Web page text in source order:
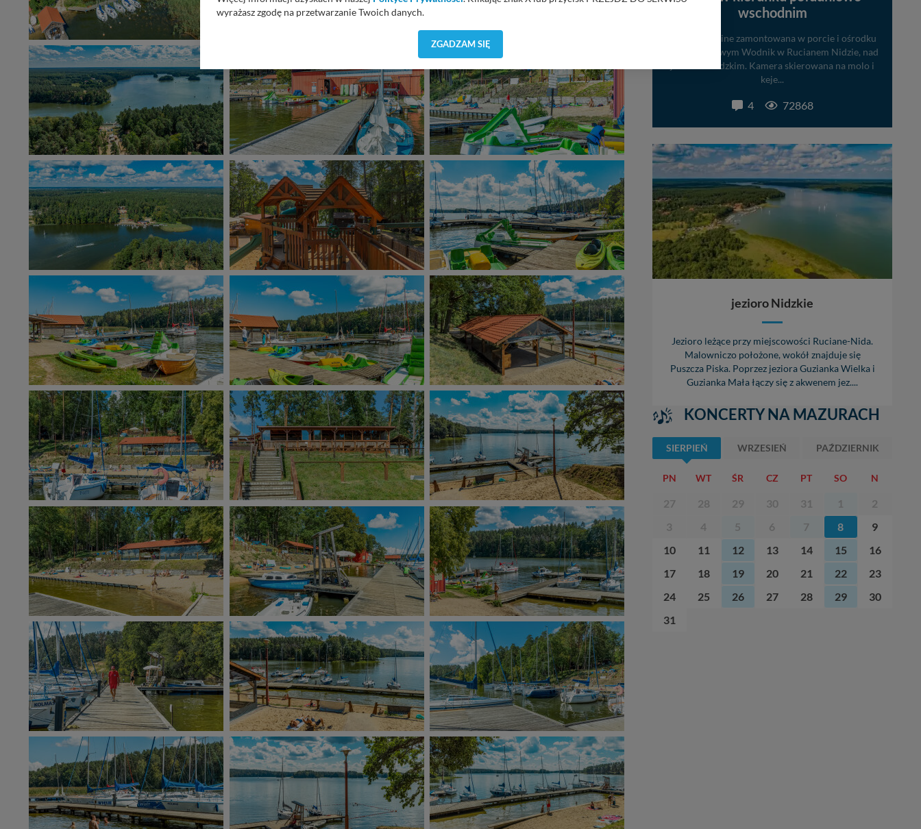
wschodnim
Kamera on-line zamontowana w porcie i ośrodku
wypoczynkowym Wodnik w Rucianem Nidzie, nad
jeziorem Nidzkim. Kamera skierowana na molo i
keje...
4 72868
jezioro Nidzkie
Jezioro leżące przy miejscowości Ruciane-Nida.
Malowniczo położone, wokół znajduje się
Puszcza Piska. Poprzez jeziora Guzianka Wielka i
Guzianka Mała łączy się z akwenem jez....
KONCERTY NA MAZURACH
SIERPIEŃ WRZESIEŃ PAŹDZIERNIK
PN WT ŚR CZ PT SO N
27 28 29 30 31 1
2
3
4 5 6 7 8
9
10
11 12 13 14 15
16
17
18 19 20 21 22
23
24
25 26 27 28 29
30
31
wyrażasz zgodę na przetwarzanie Twoich danych.
Wyjątkiem jest sytuacja, gdy przekazanie Twoich danych jest elementem usługi (przekazanie danych z formularza
zasadach i funkcjonalności serwisu wRegulaminie Serwisu.
Administratorem Twoich danych jest: Agencja Reklamowa Kreacja Monika Borkowska, z siedzibą ul. Wiejska 17,
11-500 Giżycko. Możesz z nami skontaktować się za pośrednictwem tejstrony.
W każdej chwili możesz: zażądać dostępu do swoich danych, zażądać ich poprawienia lub usunięcia, zabronić ich
przetwarzania. Pamiętaj jednak, że nie zawsze jest możliwe techniczne zrealizowanie Twoich praw w odniesieniu do
informacji zawartych w plikach cookies. Twoja przeglądarka umożliwia Ci skasowanie tych plików - w pewnych
przypadkach nie możemy tego zrobić za Ciebie.
Dziękujemy, i życzmy miłego odkrywania Mazur na nowo...
ZGADZAM SIĘ